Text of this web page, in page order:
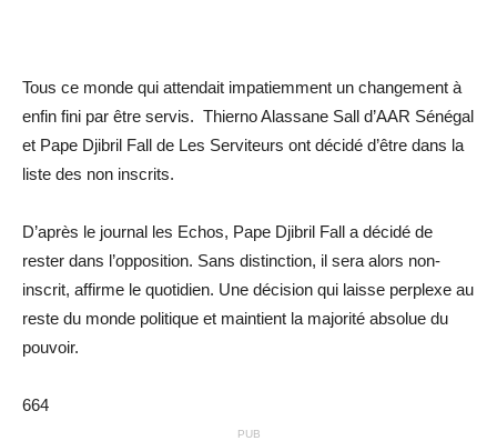
Tous ce monde qui attendait impatiemment un changement à
enfin fini par être servis. Thierno Alassane Sall d’AAR Sénégal
et Pape Djibril Fall de Les Serviteurs ont décidé d’être dans la
liste des non inscrits.
D’après le journal les Echos, Pape Djibril Fall a décidé de
rester dans l’opposition. Sans distinction, il sera alors non-
inscrit, affirme le quotidien. Une décision qui laisse perplexe au
reste du monde politique et maintient la majorité absolue du
pouvoir.
664
PUB